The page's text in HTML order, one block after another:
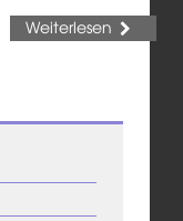
Weiterlesen